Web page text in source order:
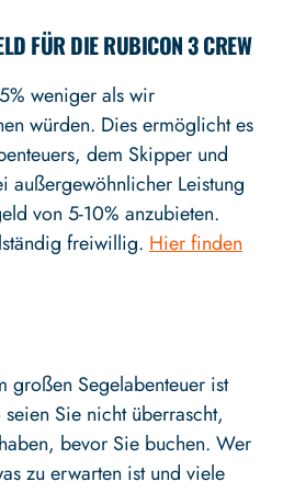
FÜR DIE RUBICON 3 CREW
weniger als wir
würden. Dies ermöglicht es
dem Skipper und
außergewöhnlicher Leistung
von 5-10% anzubieten.
freiwillig. Hier finden
großen Segelabenteuer ist
Sie nicht überrascht,
bevor Sie buchen. Wer
zu erwarten ist und viele